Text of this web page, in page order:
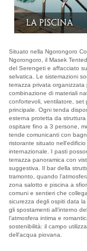
la Lounge
Situato nella Ngorongoro
Ngorongoro, il Masek
del Serengeti e affacciato
selvatica. Le sistemazioni
terrazza privata organizzata
combinazione di materiali
confortevoli, ventilatore, set
principale. Ogni tenda
esterna protetta da
ospitare fino a 3 persone,
tende comunicanti con
ristorante situato
internazionale. I pasti
terrazza panoramica con
suggestiva. Il bar della
tramonto, quando
zona salotto e piscina a
comuni e sentieri che
sicurezza degli ospiti data
gli spostamenti all’interno
l’atmosfera intima e
sostenibilità: il campo
dell'acqua piovana.